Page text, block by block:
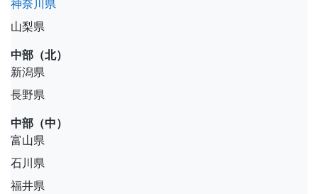
神奈川県
山梨県
中部（北）
新潟県
長野県
中部（中）
富山県
石川県
福井県